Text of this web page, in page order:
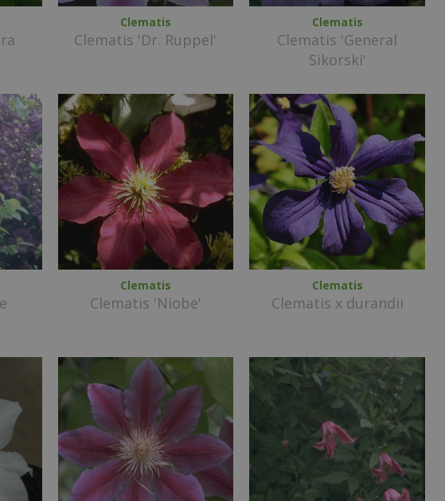
Clematis
Clematis 'Dr. Ruppel'
Clematis
Clematis 'General
Sikorski'
Clematis
Clematis 'Niobe'
Clematis
Clematis x durandii